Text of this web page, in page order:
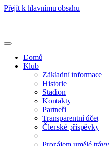
Přejít k hlavnímu obsahu
Toggle
navigationDomů
Klub
Základní informace
Historie
Stadion
Kontakty
Partneři
Transparentní účet
Členské příspěvky
Pronájem umělé trávy